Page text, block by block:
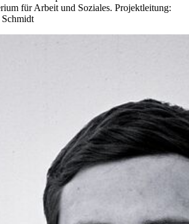
für Arbeit und Soziales. Projektleitung: